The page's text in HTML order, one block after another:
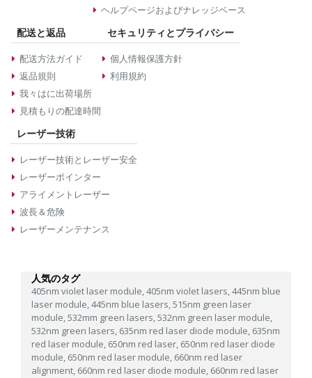
ヘルプページおよびナレッジベース
配送と返品
配送方法ガイド
返品規則
我々はに出荷場所
見積もりの配達時間
セキュリティとプライバシー
個人情報保護方針
利用規約
レーザー技術
レーザー技術とレーザー安全
レーザーポインター
アライメントレーザー
波長＆危険
レーザーメンテナンス
人気のタグ
405nm violet laser module,405nm violet lasers,445nm blue
laser module,445nm blue lasers,515nm green laser
module,532mm green lasers,532nm green laser module,
532nm green lasers, 635nm red laser diode module, 635nm
red laser module, 650nm red laser, 650nm red laser diode
module, 650nm red laser module, 660nm red laser
alignment, 660nm red laser diode module, 660nm red laser